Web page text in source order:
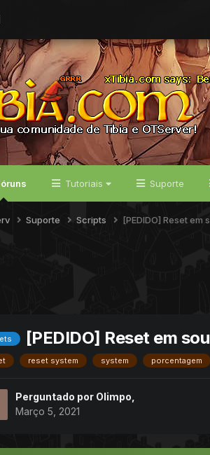
Tutoriais Suporte
Suporte Scripts [PEDIDO] Reset
[PEDIDO] Reset em
reset system system porcentagem
Perguntado por Olimpo
Março 5, 2021